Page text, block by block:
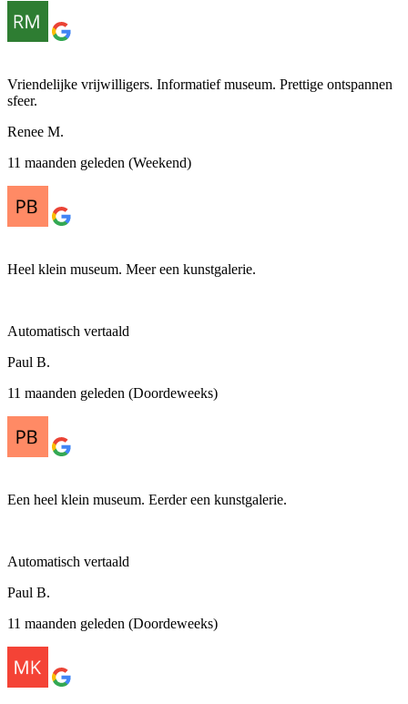
Vriendelijke vrijwilligers. Informatief museum. Prettige ontspannen
sfeer.
Renee M.
11 maanden geleden (Weekend)
Heel klein museum. Meer een kunstgalerie.
Automatisch vertaald
Paul B.
11 maanden geleden (Doordeweeks)
Een heel klein museum. Eerder een kunstgalerie.
Automatisch vertaald
Paul B.
11 maanden geleden (Doordeweeks)